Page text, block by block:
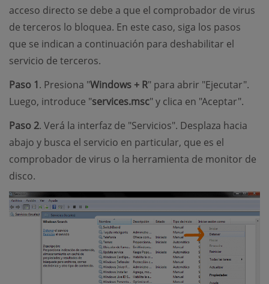
acceso directo se debe a que el comprobador de virus
de terceros lo bloquea. En este caso, siga los pasos
que se indican a continuación para deshabilitar el
servicio de terceros.
Paso 1. Presiona "Windows + R" para abrir "Ejecutar".
Luego, introduce "services.msc" y clica en "Aceptar".
Paso 2. Verá la interfaz de "Servicios". Desplaza hacia
abajo y busca el servicio en particular, que es el
comprobador de virus o la herramienta de monitor de
disco.